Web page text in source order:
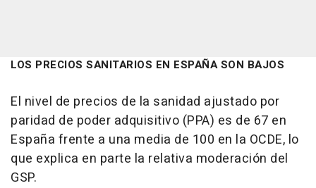
LOS PRECIOS SANITARIOS EN ESPAÑA SON BAJOS
El nivel de precios de la sanidad ajustado por
paridad de poder adquisitivo (PPA) es de 67 en
España frente a una media de 100 en la OCDE, lo
que explica en parte la relativa moderación del
GSP.